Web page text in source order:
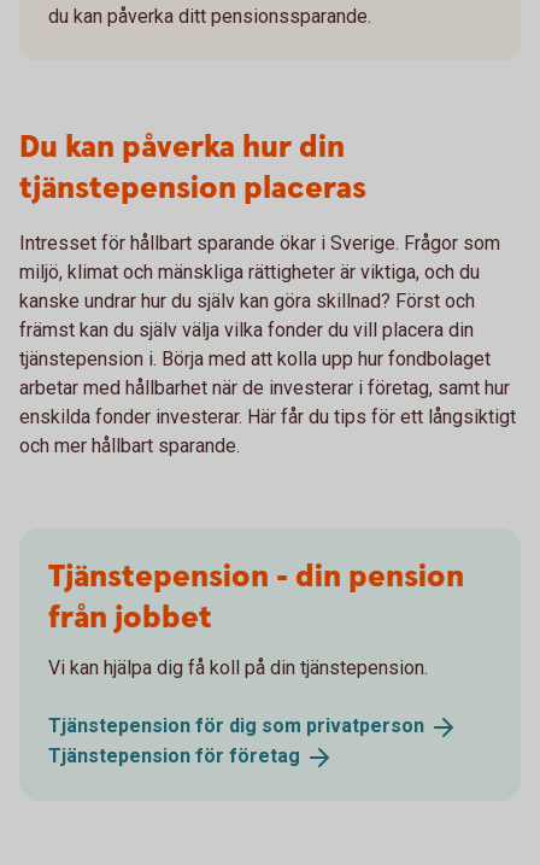
du kan påverka ditt pensionssparande.
Du kan påverka hur din
tjänstepension placeras
Intresset för hållbart sparande ökar i Sverige. Frågor som
miljö, klimat och mänskliga rättigheter är viktiga, och du
kanske undrar hur du själv kan göra skillnad? Först och
främst kan du själv välja vilka fonder du vill placera din
tjänstepension i. Börja med att kolla upp hur fondbolaget
arbetar med hållbarhet när de investerar i företag, samt hur
enskilda fonder investerar. Här får du tips för ett långsiktigt
och mer hållbart sparande.
Tjänstepension - din pension
från jobbet
Vi kan hjälpa dig få koll på din tjänstepension.
Tjänstepension för dig som privatperson
Tjänstepension för företag